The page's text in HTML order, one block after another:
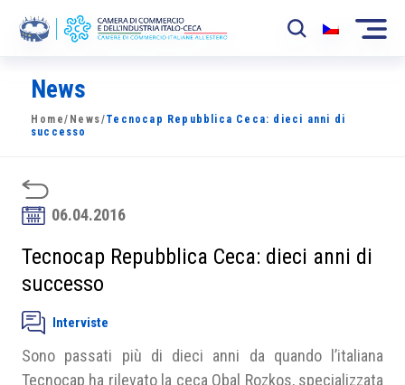
La Camera
News
Sviluppo Mercato
Soci
Partner
Progetti
Area riservata
News
Home/ News/Tecnocap Repubblica Ceca: dieci anni di
successo
06.04.2016
Tecnocap Repubblica Ceca: dieci anni di
successo
Interviste
Sono passati più di dieci anni da quando l’italiana
Tecnocap ha rilevato la ceca Obal Rozkos, specializzata